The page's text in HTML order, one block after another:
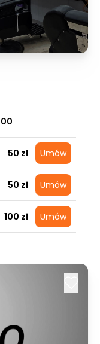
50 zł Umów
50 zł Umów
100 zł Umów